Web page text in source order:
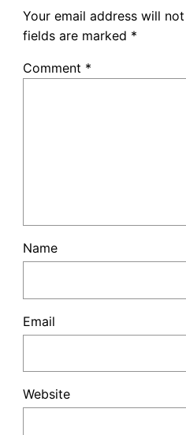
Your email address will
fields are marked *
Comment *
Name
Email
Website